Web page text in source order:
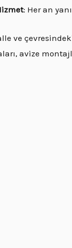
: Her an
ve
avize